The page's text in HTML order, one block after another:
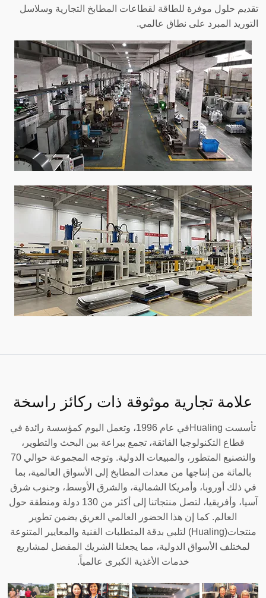
تقديم حلول موفرة للطاقة لقطاعات المطابخ التجارية وسلاسل
التوريد المبرد على نطاق عالمي.
علامة تجارية موثوقة ذات ركائز راسخة
تأسست Hualingفي عام 1996، وتعمل اليوم كمؤسسة رائدة في
قطاع التكنولوجيا الفائقة، تجمع ببراعة بين البحث والتطوير،
والتصنيع المتطور، والمبيعات الدولية. وتوجه المجموعة حوالي 70
بالمائة من إنتاجها من معدات المطابخ إلى الأسواق العالمية، بما
في ذلك أوروبا، وأمريكا الشمالية، والشرق الأوسط، وجنوب شرق
آسيا، وأفريقيا، لتصل منتجاتنا إلى أكثر من 130 دولة ومنطقة حول
العالم. كما إن هذا الحضور العالمي العريق يضمن تطوير
منتجات(Hualing) لتلبي بدقة المتطلبات الفنية والمعايير المتنوعة
لمختلف الأسواق الدولية، مما يجعلنا الشريك المفضل لمشاريع
خدمات الأغذية الكبرى عالمياً.